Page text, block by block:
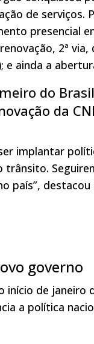
de serviços.
presencial
2ª
e ainda a
do
da
implantar
trânsito.
país”,
governo
início de
a política